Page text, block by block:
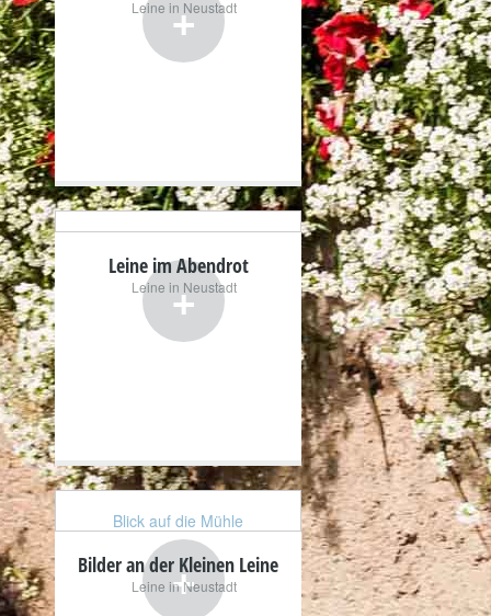
+
Leine in Neustadt
+
Leine im Abendrot
Leine in Neustadt
Blick auf die Mühle
+
Bilder an der Kleinen Leine
Leine in Neustadt